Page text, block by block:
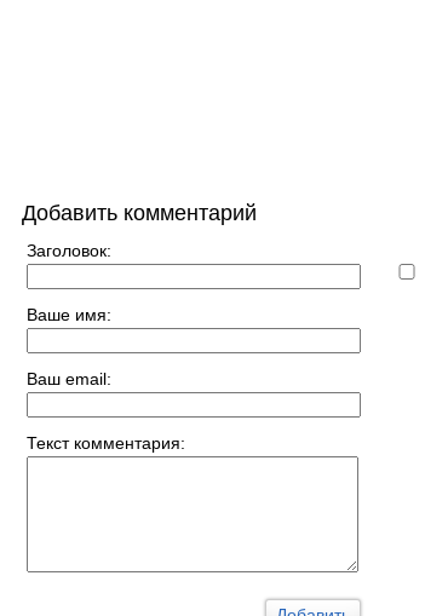
Добавить комментарий
Заголовок:
Ваше имя:
Ваш email:
Текст комментария: